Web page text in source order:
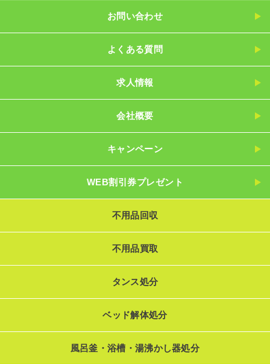
お問い合わせ
よくある質問
求人情報
会社概要
キャンペーン
WEB割引券プレゼント
不用品回収
不用品買取
タンス処分
ベッド解体処分
風呂釜・浴槽・湯沸かし器処分